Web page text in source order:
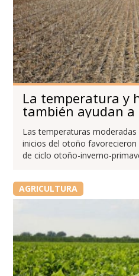
La temperatura y
también ayudan a
Las temperaturas
inicios del otoño
de ciclo otoño-inverno-
AGRICULTURA